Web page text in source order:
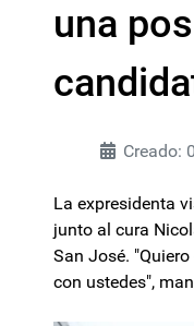
una
Creado:
La expresidenta
junto al cura
San José.
con ustedes",